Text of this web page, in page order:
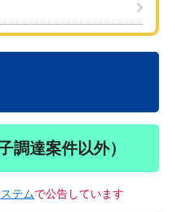
調達案件以外）
テムで公告しています